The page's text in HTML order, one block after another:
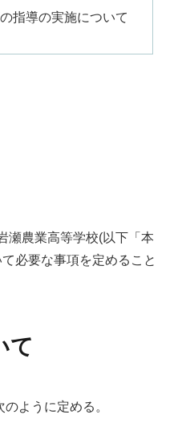
指導の実施について
瀬農業高等学校(以下「本
必要な事項を定めること
て
ように定める。